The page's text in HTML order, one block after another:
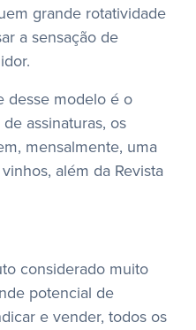
grande rotatividade
a sensação de
desse modelo é o
assinaturas, os
mensalmente, uma
além da Revista
considerado muito
potencial de
e vender, todos os